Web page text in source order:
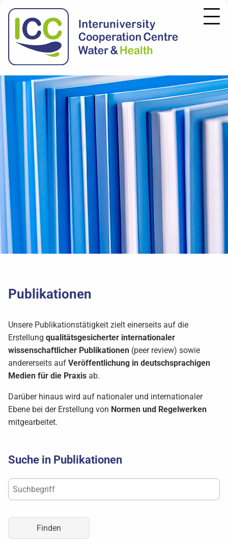
Publikationen
Unsere Publikationstätigkeit zielt einerseits auf die
Erstellung qualitätsgesicherter internationaler
wissenschaftlicher Publikationen (peer review) sowie
andererseits auf Veröffentlichung in deutschsprachigen
Medien für die Praxis ab.
Darüber hinaus wird auf nationaler und internationaler
Ebene bei der Erstellung von Normen und Regelwerken
mitgearbeitet.
Suche in Publikationen